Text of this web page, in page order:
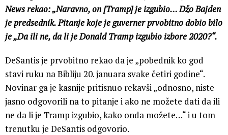
News rekao: „Naravno, on [Tramp] je izgubio… Džo Bajden
je predsednik. Pitanje koje je guverner prvobitno dobio bilo
je „Da ili ne, da li je Donald Tramp izgubio izbore 2020?“.
DeSantis je prvobitno rekao da je „pobednik ko god
stavi ruku na Bibliju 20. januara svake četiri godine“.
Novinar ga je kasnije pritisnuo rekavši „odnosno, niste
jasno odgovorili na to pitanje i ako ne možete dati da ili
ne da li je Tramp izgubio, kako onda možete…“ i u tom
trenutku je DeSantis odgovorio.